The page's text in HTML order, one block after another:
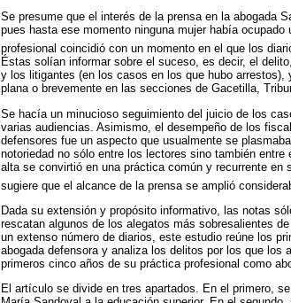
Se presume que el interés de la prensa en la abogada
pues hasta ese momento ninguna mujer había
profesional coincidió con un momento en el que los
Éstas solían informar sobre el suceso, es decir, el
y los litigantes (en los casos en los que hubo
plana o brevemente en las secciones de Gacetilla,
Se hacía un minucioso seguimiento del juicio de los
varias audiencias. Asimismo, el desempeño de los
defensores fue un aspecto que usualmente se
notoriedad no sólo entre los lectores sino también
alta se convirtió en una práctica común y recurrente
sugiere que el alcance de la prensa se amplió
Dada su extensión y propósito informativo, las notas
rescatan algunos de los alegatos más sobresalientes
un extenso número de diarios, este estudio reúne los
abogada defensora y analiza los delitos por los que
primeros cinco años de su práctica profesional como
El artículo se divide en tres apartados. En el primero,